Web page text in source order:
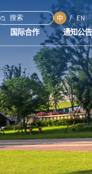
中 EN
国际合作 通知公告